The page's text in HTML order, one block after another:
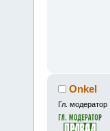
Onkel
Гл. модератор